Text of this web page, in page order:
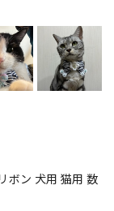
ボン 犬用 猫用 数